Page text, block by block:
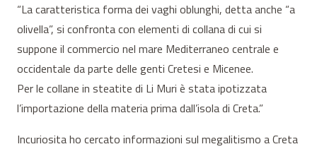
“La caratteristica forma dei vaghi oblunghi, detta anche “a
olivella”, si confronta con elementi di collana di cui si
suppone il commercio nel mare Mediterraneo centrale e
occidentale da parte delle genti Cretesi e Micenee.
Per le collane in steatite di Li Muri è stata ipotizzata
l’importazione della materia prima dall’isola di Creta.”
Incuriosita ho cercato informazioni sul megalitismo a Creta